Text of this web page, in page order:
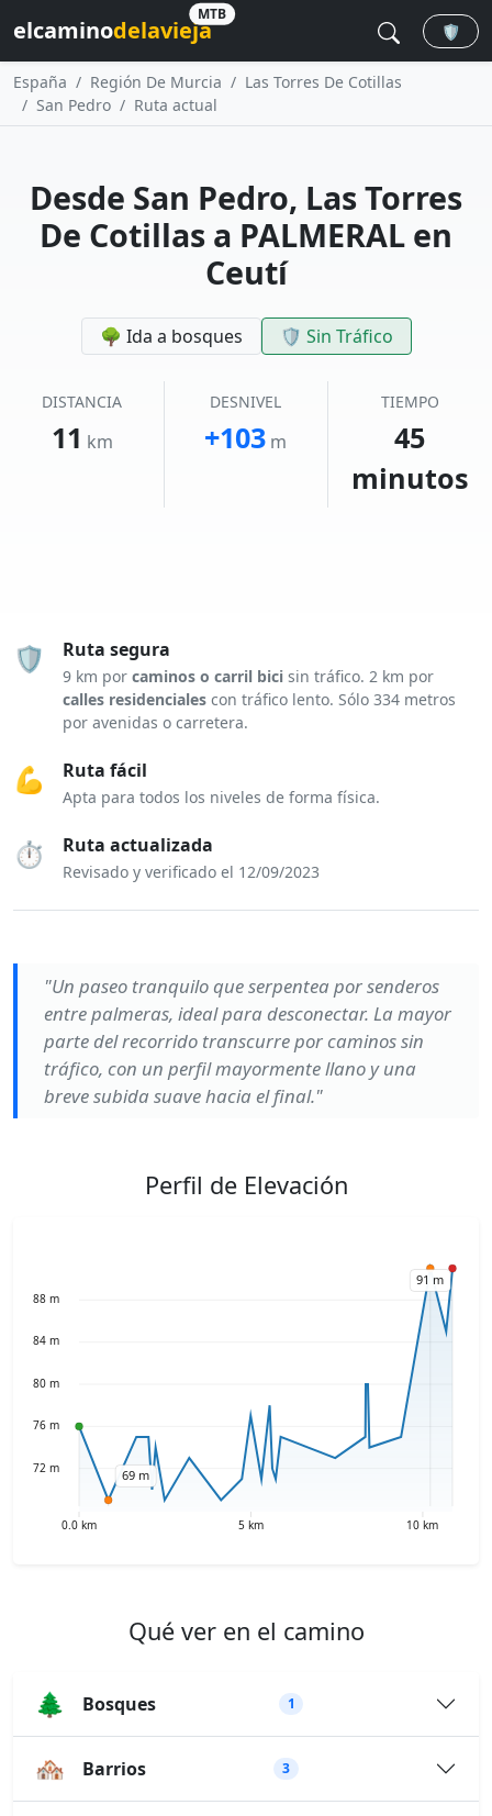
elcaminodelavieja
MTB
🛡️
España Región De Murcia
Las Torres De Cotillas
San Pedro
Ruta actual
Desde San Pedro, Las Torres
De Cotillas a PALMERAL en
Ceutí
🌳 Ida a bosques 🛡️ Sin Tráfico
DISTANCIA
11 km
DESNIVEL
+103 m
TIEMPO
45
minutos
🛡️ Ruta segura
9 km por caminos o carril bici sin tráfico. 2 km por
calles residenciales con tráfico lento. Sólo 334 metros
por avenidas o carretera.
💪 Ruta fácil
Apta para todos los niveles de forma física.
⏱️ Ruta actualizada
Revisado y verificado el 12/09/2023
"Un paseo tranquilo que serpentea por senderos
entre palmeras, ideal para desconectar. La mayor
parte del recorrido transcurre por caminos sin
tráfico, con un perfil mayormente llano y una
breve subida suave hacia el final."
Perfil de Elevación
Qué ver en el camino
🌲 Bosques 1
🏘️ Barrios 3